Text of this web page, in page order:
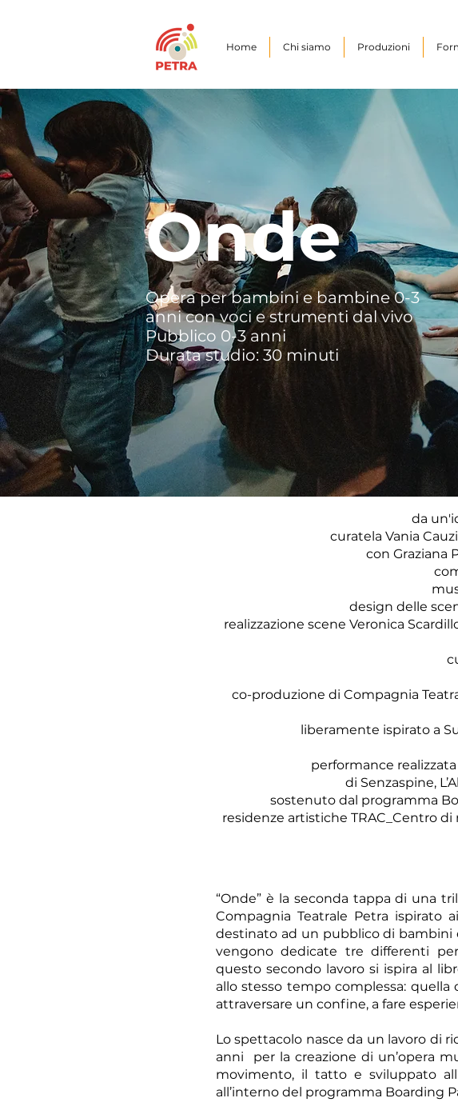
Home Chi siamo Produzioni
Onde
Opera per bambini e bambine 0-3
anni con voci e strumenti dal vivo
Pubblico 0-3 anni
Durata studio: 30 minuti
da
curatela Vania
con Graziana
design delle
realizzazione scene Veronica
co-produzione di Compagnia
liberamente ispirato a
performance
di Senzaspine,
sostenuto dal programma
residenze artistiche TRAC_Centro
“Onde” è la seconda tappa di una
Compagnia Teatrale Petra ispirato
destinato ad un pubblico di bambini
vengono dedicate tre differenti
questo secondo lavoro si ispira al
allo stesso tempo complessa:
attraversare un confine, a fare
Lo spettacolo nasce da un lavoro di
anni per la creazione di un’opera
movimento, il tatto e sviluppato
all’interno del programma Boarding